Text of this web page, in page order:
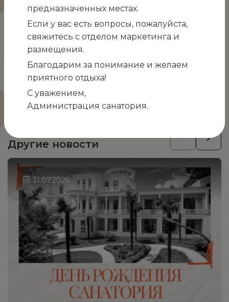
наших постоянных Гостей!
Мы благодарим Вас за то, что Вы остаетесь с
нами и неоднократно выбираете нас. Нам очень
важно, чтобы вы ощущали нашу заботу.
Программа лояльности «Почетный гость» дает
возможность всем нашим Гостям получать
дополнительные скидки при последующих
заездах.
НОВОСТИ
Другие новости
31.07.2026
предназначенных местах.
Если у вас есть вопросы, пожалуйста,
свяжитесь с отделом маркетинга и
размещения.
Благодарим за понимание и желаем
приятного отдыха!
С уважением,
Администрация санатория.